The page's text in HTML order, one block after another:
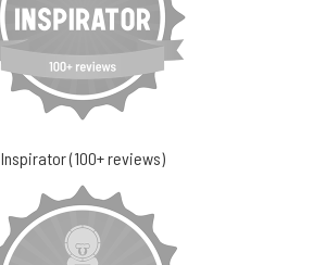
Inspirator (100+ reviews)